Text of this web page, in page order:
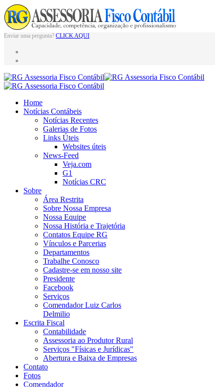
Enviar uma pergunta? CLICK AQUI
Home
Notícias Contábeis
Notícias Recentes
Galerias de Fotos
Links Úteis
Websites úteis
News-Feed
Veja.com
G1
Notícias CRC
Sobre
Área Restrita
Sobre Nossa Empresa
Nossa Equipe
Nossa História e Trajetória
Contatos Equipe RG
Vínculos e Parcerias
Departamentos
Trabalhe Conosco
Cadastre-se em nosso site
Presidente
Facebook
Serviços
Comendador Luiz Carlos
Delmilio
Escrita Fiscal
Contabilidade
Assessoria ao Produtor Rural
Serviços "Físicas e Jurídicas"
Abertura e Baixa de Empresas
Contato
Fotos
Comendador